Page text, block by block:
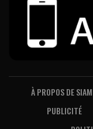
À PROPOS DE
PUBLICITÉ